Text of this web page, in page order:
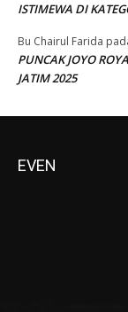
ISTIMEWA DI
Bu Chairul Farida
PUNCAK JOYO
JATIM 2025
EVEN